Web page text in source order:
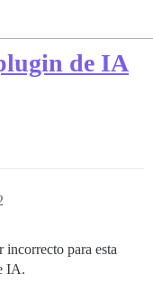
de IA
incorrecto para esta
IA.